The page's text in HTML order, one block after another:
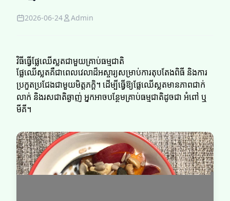
2026-06-24 Admin
វិធីធ្វើផ្លែឈើស្លតជាមួយគ្រាប់ធម្មជាតិ
ផ្លែឈើស្លតគឺជាពេលវេលាដ៏អស្ចារ្យសម្រាប់ការតុបតែងពិធី និងការ
ប្រកួតប្រជែងជាមួយមិត្តភក្តិ។ ដើម្បីធ្វើឱ្យផ្លែឈើស្លតមានភាពជាក់
លាក់ និងរសជាតិឆ្ងាញ់ អ្នកអាចបន្ថែមគ្រាប់ធម្មជាតិដូចជា អំពៅ ឬ
មីគី។